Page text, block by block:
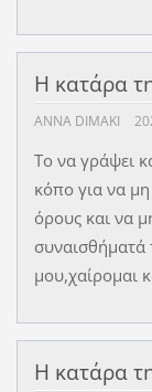
Η κατάρα
ANNA DIMAKI
Το να γράψει
κόπο για να
όρους και να
συναισθήματά
μου,χαίρομαι
Η κατάρα